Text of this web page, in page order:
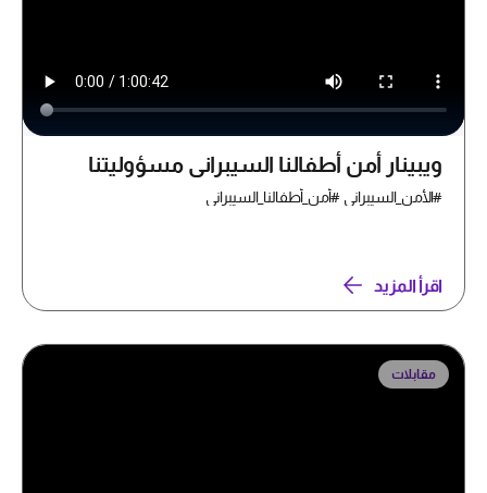
ويبينار أمن أطفالنا السيبراني مسؤوليتنا
#الأمن_السيبراني #أمن_أطفالنا_السيبراني
اقرأ المزيد
مقابلات